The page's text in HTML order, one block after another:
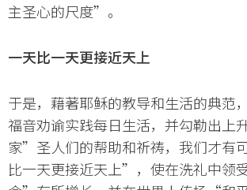
主圣心的尺度”。
一天比一天更接近天上
于是，藉著耶稣的教导和生活的典范
福音劝谕实践每日生活，并勾勒出上
家”圣人们的帮助和祈祷，我们才有
比一天更接近天上”，使在洗礼中领